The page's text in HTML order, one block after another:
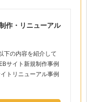
作・リニューアル
下の内容を紹介して
サイト新規制作事例
トリニューアル事例